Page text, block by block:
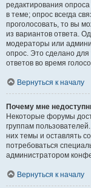
редактирования
в теме; опрос всегда
проголосовать, то вы
из вариантов ответа.
модераторы или
опрос. Это сделано
ответов во время
Вернуться к началу
Почему мне
Некоторые форумы
группам
них темы и оставлять
потребоваться
администратором
Вернуться к началу